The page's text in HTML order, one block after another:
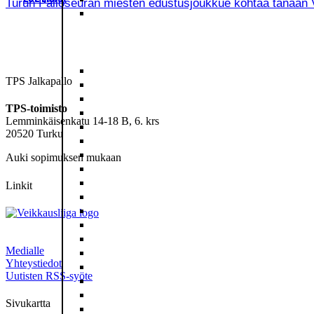
Turun Palloseuran miesten edustusjoukkue kohtaa
TPS Jalkapallo
TPS-toimisto
Lemminkäisenkatu 14-18 B, 6. krs
20520 Turku
Auki sopimuksen mukaan
Linkit
Medialle
Yhteystiedot
Uutisten RSS-syöte
Sivukartta